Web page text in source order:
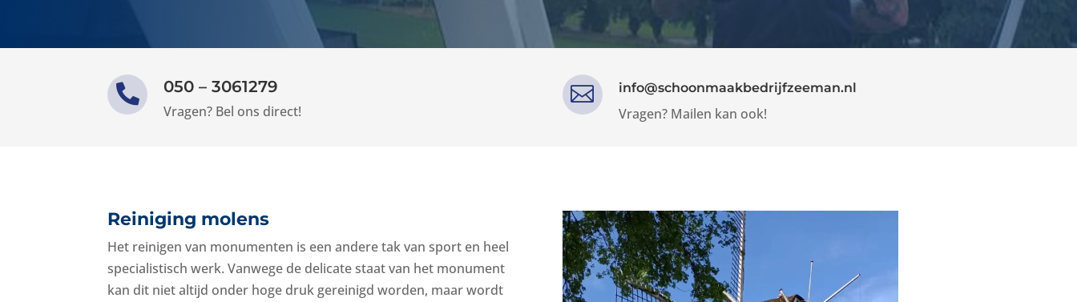
 050 – 3061279
Vragen? Bel ons direct!
 info@schoonmaakbedrijfzeeman.nl
Vragen? Mailen kan ook!
Reiniging molens
Het reinigen van monumenten is een andere tak van sport en heel
specialistisch werk. Vanwege de delicate staat van het monument
kan dit niet altijd onder hoge druk gereinigd worden, maar wordt